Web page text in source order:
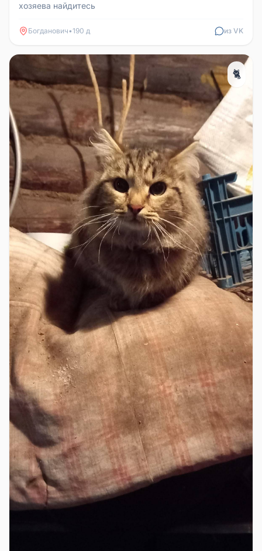
хозяева найдитесь
Богданович•190 д из VK
🐈